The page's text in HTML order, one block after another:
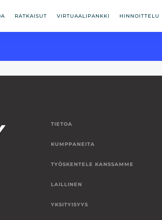
RATKAISUT VIRTUAALIPANKKI HINNOITTELU
TIETOA
KUMPPANEITA
TYÖSKENTELE KANSSAMME
LAILLINEN
YKSITYISYYS